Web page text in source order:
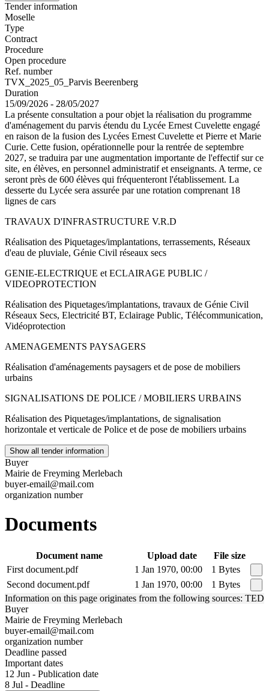
Tender information
Moselle
Type
Contract
Procedure
Open procedure
Ref. number
TVX_2025_05_Parvis Beerenberg
Duration
15/09/2026 - 28/05/2027
La présente consultation a pour objet la réalisation du programme
d'aménagement du parvis étendu du Lycée Ernest Cuvelette engagé
en raison de la fusion des Lycées Ernest Cuvelette et Pierre et Marie
Curie. Cette fusion, opérationnelle pour la rentrée de septembre
2027, se traduira par une augmentation importante de l'effectif sur ce
site, en élèves, en personnel administratif et enseignants. A terme, ce
seront près de 600 élèves qui fréquenteront l'établissement. La
desserte du Lycée sera assurée par une rotation comprenant 18
lignes de cars
TRAVAUX D'INFRASTRUCTURE V.R.D
Réalisation des Piquetages/implantations, terrassements, Réseaux
d'eau de pluviale, Génie Civil réseaux secs
GENIE-ELECTRIQUE et ECLAIRAGE PUBLIC /
VIDEOPROTECTION
Réalisation des Piquetages/implantations, travaux de Génie Civil
Réseaux Secs, Electricité BT, Eclairage Public, Télécommunication,
Vidéoprotection
AMENAGEMENTS PAYSAGERS
Réalisation d'aménagements paysagers et de pose de mobiliers
urbains
SIGNALISATIONS DE POLICE / MOBILIERS URBAINS
Réalisation des Piquetages/implantations, de signalisation
horizontale et verticale de Police et de pose de mobiliers urbains
Show all tender information
Buyer
Mairie de Freyming Merlebach
buyer-email@mail.com
organization number
Documents
Document name Upload date
File size
First document.pdf
1 Jan 1970, 00:00
1 Bytes
Second document.pdf
1 Jan 1970, 00:00
1 Bytes
Information on this page originates from the following sources: TED
Buyer
Mairie de Freyming Merlebach
buyer-email@mail.com
organization number
Deadline passed
Important dates
12 Jun - Publication date
8 Jul - Deadline